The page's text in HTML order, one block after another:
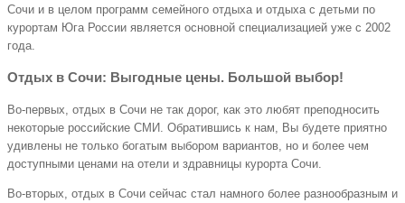
Сочи и в целом программ семейного отдыха и отдыха с детьми по
курортам Юга России является основной специализацией уже с 2002
года.
Отдых в Сочи: Выгодные цены. Большой выбор!
Во-первых, отдых в Сочи не так дорог, как это любят преподносить
некоторые российские СМИ. Обратившись к нам, Вы будете приятно
удивлены не только богатым выбором вариантов, но и более чем
доступными ценами на отели и здравницы курорта Сочи.
Во-вторых, отдых в Сочи сейчас стал намного более разнообразным и